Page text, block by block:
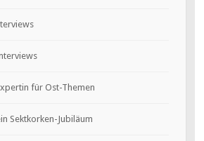
für Ost-Themen
Sektkorken-Jubiläum